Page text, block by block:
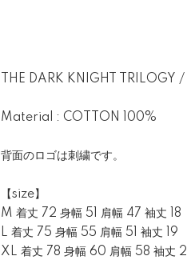
THE DARK KNIGHT TRILOGY
Material : COTTON 100%
背面のロゴは刺繍です。
【size】
M 着丈 72 身幅 51 肩幅 47 袖丈 18
L 着丈 75 身幅 55 肩幅 51 袖丈 19
XL 着丈 78 身幅 60 肩幅 58 袖丈